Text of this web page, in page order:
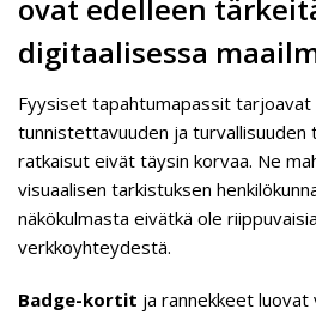
ovat edelleen
digitaalisessa
Fyysiset tapahtumapassit tarjoavat
tunnistettavuuden ja
ratkaisut eivät täysin korvaa. Ne
visuaalisen tarkistuksen
näkökulmasta eivätkä ole
verkkoyhteydestä.
Badge-kortit ja rannekkeet luovat